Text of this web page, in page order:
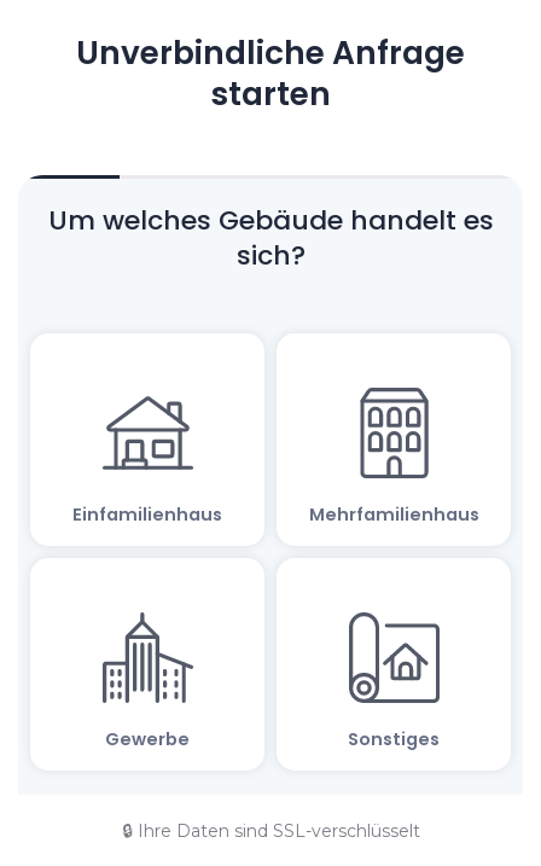
Unverbindliche Anfrage
starten
🔒 Ihre Daten sind SSL-verschlüsselt